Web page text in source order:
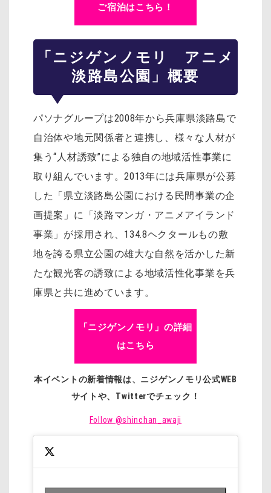
ご宿泊はこちら！
「ニジゲンノモリ アニメ
淡路島公園」概要
パソナグループは2008年から兵庫県淡路島で
自治体や地元関係者と連携し、様々な人材が
集う“人材誘致”による独自の地域活性事業に
取り組んでいます。2013年には兵庫県が公募
した「県立淡路島公園における民間事業の企
画提案」に「淡路マンガ・アニメアイランド
事業」が採用され、134.8ヘクタールもの敷
地を誇る県立公園の雄大な自然を活かした新
たな観光客の誘致による地域活性化事業を兵
庫県と共に進めています。
「ニジゲンノモリ」の詳細
はこちら
本イベントの新着情報は、ニジゲンノモリ公式WEB
サイトや、Twitterでチェック！
Follow @shinchan_awaji